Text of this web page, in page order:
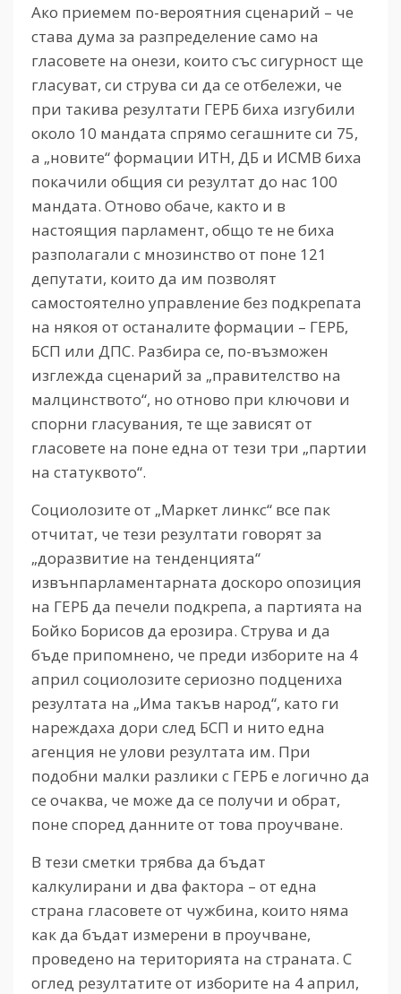
Ако приемем по-вероятния сценарий – че
става дума за разпределение само на
гласовете на онези, които със сигурност ще
гласуват, си струва си да се отбележи, че
при такива резултати ГЕРБ биха изгубили
около 10 мандата спрямо сегашните си 75,
а „новите“ формации ИТН, ДБ и ИСМВ биха
покачили общия си резултат до нас 100
мандата. Отново обаче, както и в
настоящия парламент, общо те не биха
разполагали с мнозинство от поне 121
депутати, които да им позволят
самостоятелно управление без подкрепата
на някоя от останалите формации – ГЕРБ,
БСП или ДПС. Разбира се, по-възможен
изглежда сценарий за „правителство на
малцинството“, но отново при ключови и
спорни гласувания, те ще зависят от
гласовете на поне една от тези три „партии
на статуквото“.
Социолозите от „Маркет линкс“ все пак
отчитат, че тези резултати говорят за
„доразвитие на тенденцията“
извънпарламентарната доскоро опозиция
на ГЕРБ да печели подкрепа, а партията на
Бойко Борисов да ерозира. Струва и да
бъде припомнено, че преди изборите на 4
април социолозите сериозно подцениха
резултата на „Има такъв народ“, като ги
нареждаха дори след БСП и нито една
агенция не улови резултата им. При
подобни малки разлики с ГЕРБ е логично да
се очаква, че може да се получи и обрат,
поне според данните от това проучване.
В тези сметки трябва да бъдат
калкулирани и два фактора – от една
страна гласовете от чужбина, които няма
как да бъдат измерени в проучване,
проведено на територията на страната. С
оглед резултатите от изборите на 4 април,